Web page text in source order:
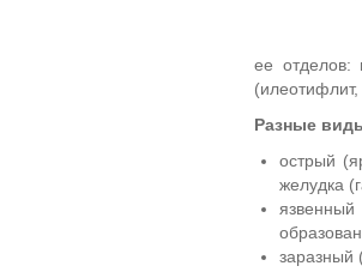
ее отделов:
(илеотифлит,
Разные
острый
желудка
заразный